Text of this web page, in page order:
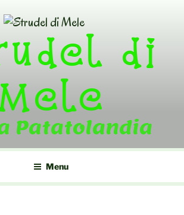
di
Patatolandia
Menu